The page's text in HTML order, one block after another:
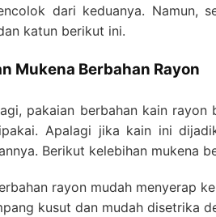
dari keduanya. Namun,
katun berikut ini.
Mukena Berbahan Rayon
pakaian berbahan kain
Apalagi jika kain ini
Berikut kelebihan mukena
rayon mudah menyerap
kusut dan mudah disetrika